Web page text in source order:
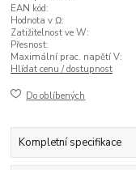
EAN kód:
Hodnota v Ω:
Zatižitelnost ve W:
Přesnost:
Maximální prac. napětí V:
Hlídat cenu / dostupnost
Do oblíbených
Kompletní specifikace